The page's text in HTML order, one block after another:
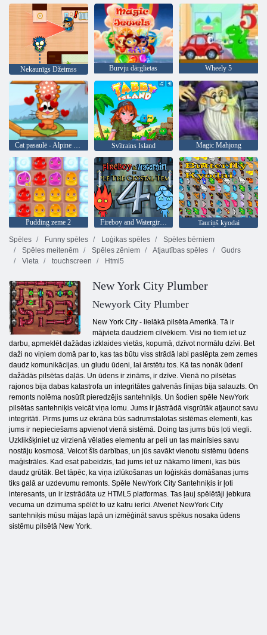
Nekaunīgs Džeimss Burvju dārglietas Wheely 5
Cat pasaulē - Alpine Lakes Svītrains Island Magic Mahjong
Pudding zeme 2 Fireboy and Watergirl 4: Kristāla templis
Tauriņš kyodai
Spēles
Funny spēles Loģikas spēles
Spēles bērniem
Spēles meitenēm
Spēles zēniem Atjautības spēles
Gudrs
Vieta
touchscreen Html5
New York City Plumber
Newyork City Plumber
New York City - lielākā pilsēta Amerikā. Tā ir
mājvieta daudziem cilvēkiem. Visi no tiem iet uz
darbu, apmeklēt dažādas izklaides vietās, kopumā, dzīvot normālu dzīvi. Bet
daži no viņiem domā par to, kas tas būtu viss strādā labi paslēpta zem zemes
daudz komunikācijas. un gludu ūdeni, lai ārstētu tos. Kā tas nonāk ūdenī
dažādās pilsētas daļās. Un ūdens ir zināms, ir dzīve. Vienā no pilsētas
rajonos bija dabas katastrofa un integritātes galvenās līnijas bija salauzts. On
remonts nolēma nosūtīt pieredzējis santehniķis. Un šodien spēle NewYork
pilsētas santehniķis veicāt viņa lomu. Jums ir jāstrādā visgrūtāk atjaunot savu
integritāti. Pirms jums uz ekrāna būs sadrumstalotas sistēmas elementi, kas
jums ir nepieciešams apvienot vienā sistēmā. Doing tas jums būs ļoti viegli.
Uzklikšķiniet uz virzienā vēlaties elementu ar peli un tas mainīsies savu
nostāju kosmosā. Veicot šīs darbības, un jūs savākt vienotu sistēmu ūdens
maģistrāles. Kad esat pabeidzis, tad jums iet uz nākamo līmeni, kas būs
daudz grūtāk. Bet tāpēc, ka viņa izlūkošanas un loģiskās domāšanas jums
tiks galā ar uzdevumu remonts. Spēle NewYork City Santehniķis ir ļoti
interesants, un ir izstrādāta uz HTML5 platformas. Tas ļauj spēlētāji jebkura
vecuma un dzimuma spēlēt to uz katru ierīci. Atveriet NewYork City
santehniķis mūsu mājas lapā un izmēģināt savus spēkus nosaka ūdens
sistēmu pilsētā New York.